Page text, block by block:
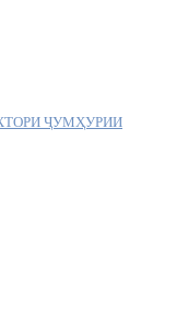
ҶУМҲУРИИ